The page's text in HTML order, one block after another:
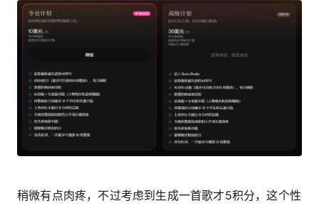
稍微有点肉疼，不过考虑到生成一首歌才5积分，这个性